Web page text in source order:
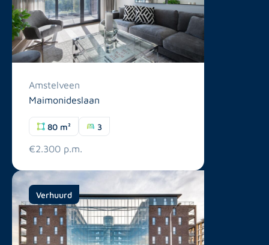
Amstelveen
Maimonideslaan
80 m² 3
€2.300 p.m.
Verhuurd